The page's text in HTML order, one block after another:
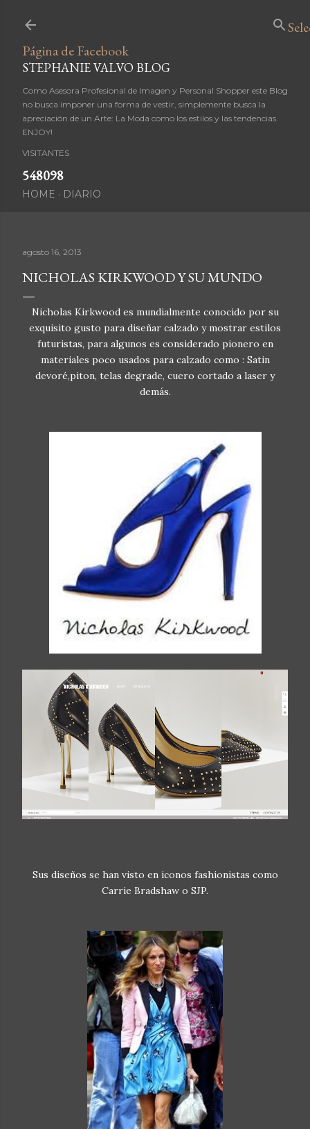
Página de Facebook
STEPHANIE VALVO BLOG
Como Asesora Profesional de Imagen y Personal Shopper este Blog
no busca imponer una forma de vestir, simplemente busca la
apreciación de un Arte: La Moda como los estilos y las tendencias.
ENJOY!
VISITANTES
548098
HOME DIARIO
agosto 16, 2013
NICHOLAS KIRKWOOD Y SU MUNDO
Nicholas Kirkwood es mundialmente conocido por su
exquisito gusto para diseñar calzado y mostrar estilos
futuristas, para algunos es considerado pionero en
materiales poco usados para calzado como : Satin
devoré,piton, telas degrade, cuero cortado a laser y
demás.
Sus diseños se han visto en iconos fashionistas como
Carrie Bradshaw o SJP.